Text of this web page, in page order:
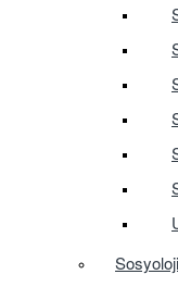
Sosyoloji